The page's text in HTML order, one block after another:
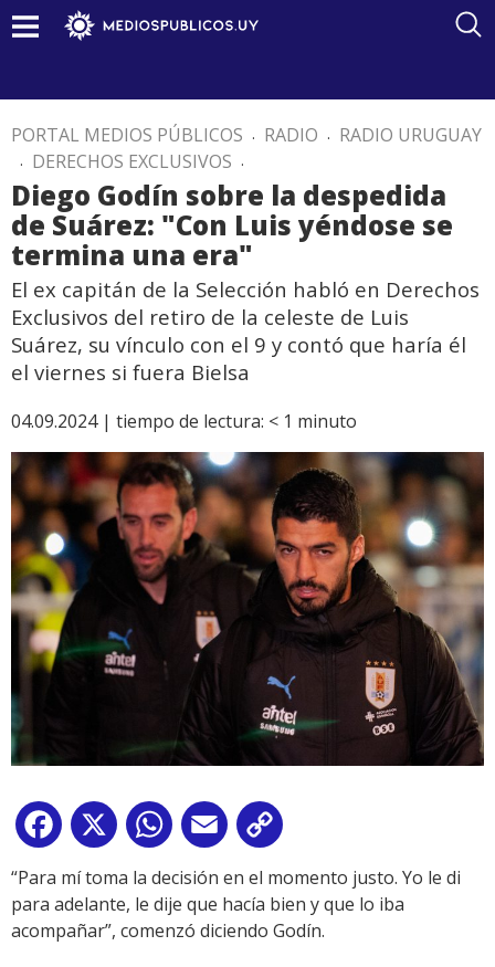
PORTAL MEDIOS PÚBLICOS . RADIO . RADIO URUGUAY
. DERECHOS EXCLUSIVOS .
Diego Godín sobre la despedida
de Suárez: "Con Luis yéndose se
termina una era"
El ex capitán de la Selección habló en Derechos
Exclusivos del retiro de la celeste de Luis
Suárez, su vínculo con el 9 y contó que haría él
el viernes si fuera Bielsa
04.09.2024 | tiempo de lectura: < 1 minuto
Facebook
X WhatsApp
Email
Link
“Para mí toma la decisión en el momento justo. Yo le di
para adelante, le dije que hacía bien y que lo iba
acompañar”, comenzó diciendo Godín.